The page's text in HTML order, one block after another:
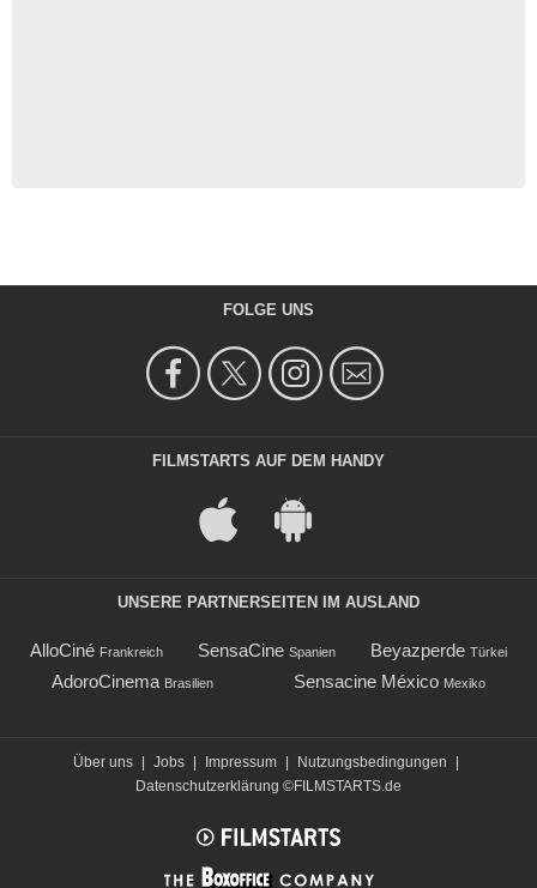
FOLGE UNS
FILMSTARTS AUF DEM HANDY
UNSERE PARTNERSEITEN IM AUSLAND
AlloCiné Frankreich SensaCine Spanien Beyazperde Türkei
AdoroCinema Brasilien Sensacine México Mexiko
Über uns Jobs Impressum Nutzungsbedingungen
Datenschutzerklärung ©FILMSTARTS.de